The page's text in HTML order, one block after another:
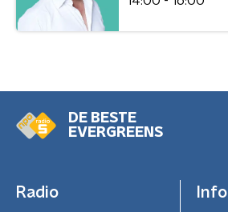
DE BESTE
EVERGREENS
Radio Info